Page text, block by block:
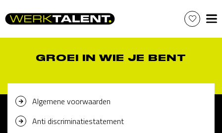
to
GROEI IN WIE JE BENT
Algemene voorwaarden
Anti discriminatiestatement